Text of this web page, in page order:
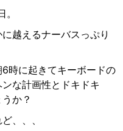
越えるナーバスっぷり
6時に起きてキーボードの
な計画性とドキドキ
か？
、、、